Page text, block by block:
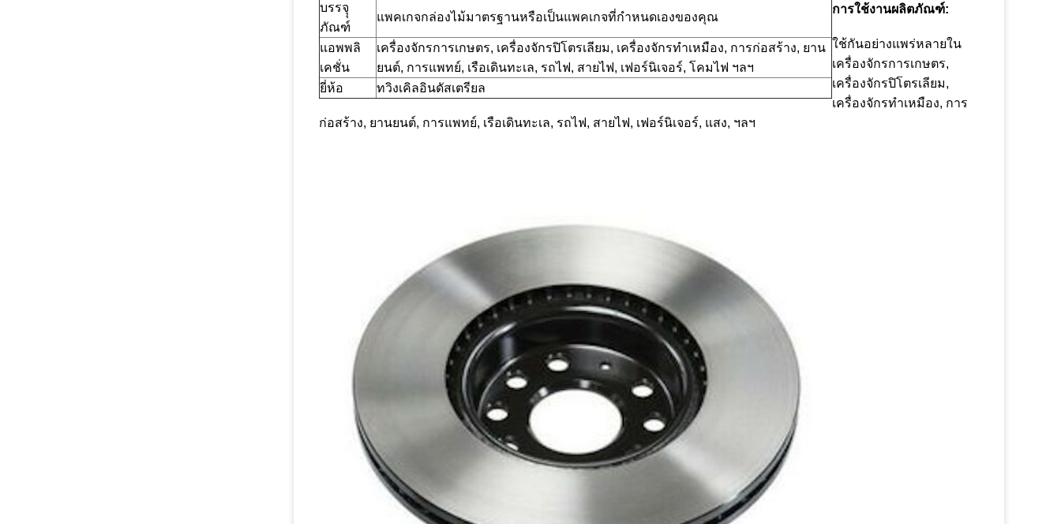
บรรจุุ
ภัณฑ์
แพคเกจกล่องไม้มาตรฐานหรือเป็นแพคเกจที่กำหนดเองของคุณ
แอพพลิ
เคชั่น
เครื่องจักรการเกษตร, เครื่องจักรปิโตรเลียม, เครื่องจักรทำเหมือง, การก่อสร้าง, ยาน
ยนต์, การแพทย์, เรือเดินทะเล, รถไฟ, สายไฟ, เฟอร์นิเจอร์, โคมไฟ ฯลฯ
ยี่ห้อ
ทวิงเคิลอินดัสเตรียล
การใช้งานผลิตภัณฑ์:
ใช้กันอย่างแพร่หลายใน
เครื่องจักรการเกษตร,
เครื่องจักรปิโตรเลียม,
เครื่องจักรทำเหมือง, การ
ก่อสร้าง, ยานยนต์, การแพทย์, เรือเดินทะเล, รถไฟ, สายไฟ, เฟอร์นิเจอร์, แสง, ฯลฯ